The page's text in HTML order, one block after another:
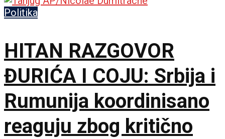
Politika
HITAN RAZGOVOR
ĐURIĆA I COJU: Srbija i
Rumunija koordinisano
reaguju zbog kritično